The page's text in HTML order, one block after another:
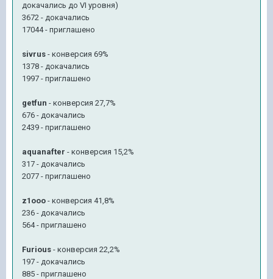
докачались до VI уровня)
3672 - докачались
17044 - приглашено
sivrus - конверсия 69%
1378 - докачались
1997 - приглашено
getfun - конверсия 27,7%
676 - докачались
2439 - приглашено
aquanafter - конверсия 15,2%
317 - докачались
2077 - приглашено
z1ooo - конверсия 41,8%
236 - докачались
564 - приглашено
Furious - конверсия 22,2%
197 - докачались
885 - приглашено